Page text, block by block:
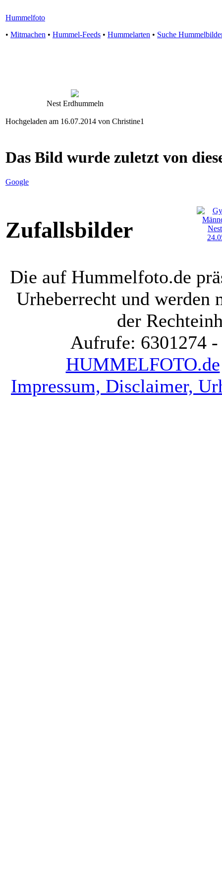
Hummelfoto
• Mitmachen • Hummel-Feeds • Hummelarten • Suche
Nest Erdhummeln
Hochgeladen am 16.07.2014 von Christine1
Das Bild wurde zuletzt von
Google
Zufallsbilder
Die auf Hummelfoto.de
Urheberrecht und werden
der
Aufrufe: 6301274
HUMMELFOTO.de
Impressum, Disclaimer,